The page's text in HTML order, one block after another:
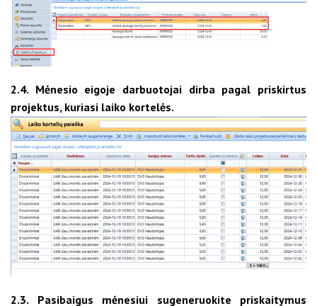
2.4. Mėnesio eigoje darbuotojai dirba pagal priskirtus
projektus, kuriasi laiko kortelės.
2.3. Pasibaigus mėnesiui sugeneruokite priskaitymus